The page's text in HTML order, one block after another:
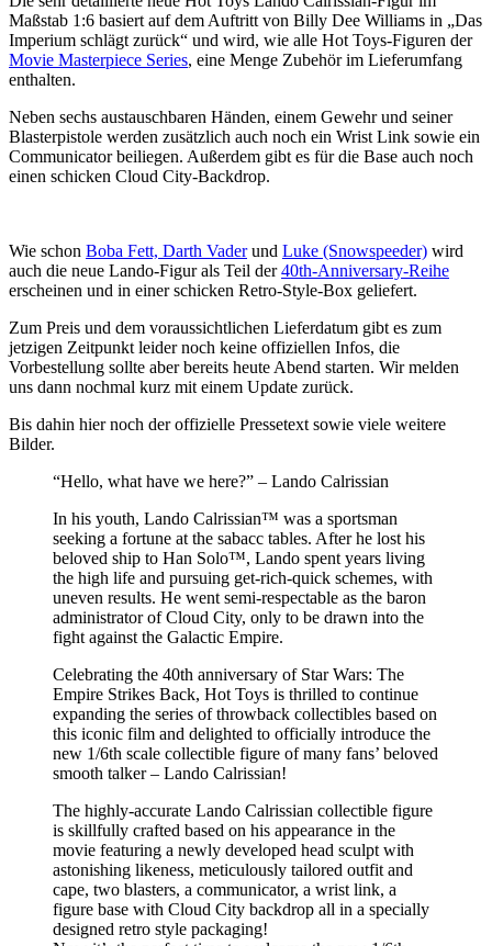
Maßstab 1:6 basiert auf dem Auftritt von Billy Dee Williams in „Das
Imperium schlägt zurück“ und wird, wie alle Hot Toys-Figuren der
Movie Masterpiece Series, eine Menge Zubehör im Lieferumfang
enthalten.
Neben sechs austauschbaren Händen, einem Gewehr und seiner
Blasterpistole werden zusätzlich auch noch ein Wrist Link sowie ein
Communicator beiliegen. Außerdem gibt es für die Base auch noch
einen schicken Cloud City-Backdrop.
Wie schon Boba Fett, Darth Vaderund Luke (Snowspeeder) wird
auch die neue Lando-Figur als Teil der40th-Anniversary-Reihe
erscheinen und in einer schicken Retro-Style-Box geliefert.
Zum Preis und dem voraussichtlichen Lieferdatum gibt es zum
jetzigen Zeitpunkt leider noch keine offiziellen Infos, die
Vorbestellung sollte aber bereits heute Abend starten. Wir melden
uns dann nochmal kurz mit einem Update zurück.
Bis dahin hier noch der offizielle Pressetext sowie viele weitere
Bilder.
“Hello, what have we here?” – Lando Calrissian
In his youth, Lando Calrissian™ was a sportsman
seeking a fortune at the sabacc tables. After he lost his
beloved ship to Han Solo™, Lando spent years living
the high life and pursuing get-rich-quick schemes, with
uneven results. He went semi-respectable as the baron
administrator of Cloud City, only to be drawn into the
fight against the Galactic Empire.
Celebrating the 40th anniversary of Star Wars: The
Empire Strikes Back, Hot Toys is thrilled to continue
expanding the series of throwback collectibles based on
this iconic film and delighted to officially introduce the
new 1/6th scale collectible figure of many fans’ beloved
smooth talker – Lando Calrissian!
The highly-accurate Lando Calrissian collectible figure
is skillfully crafted based on his appearance in the
movie featuring a newly developed head sculpt with
astonishing likeness, meticulously tailored outfit and
cape, two blasters, a communicator, a wrist link, a
figure base with Cloud City backdrop all in a specially
designed retro style packaging!